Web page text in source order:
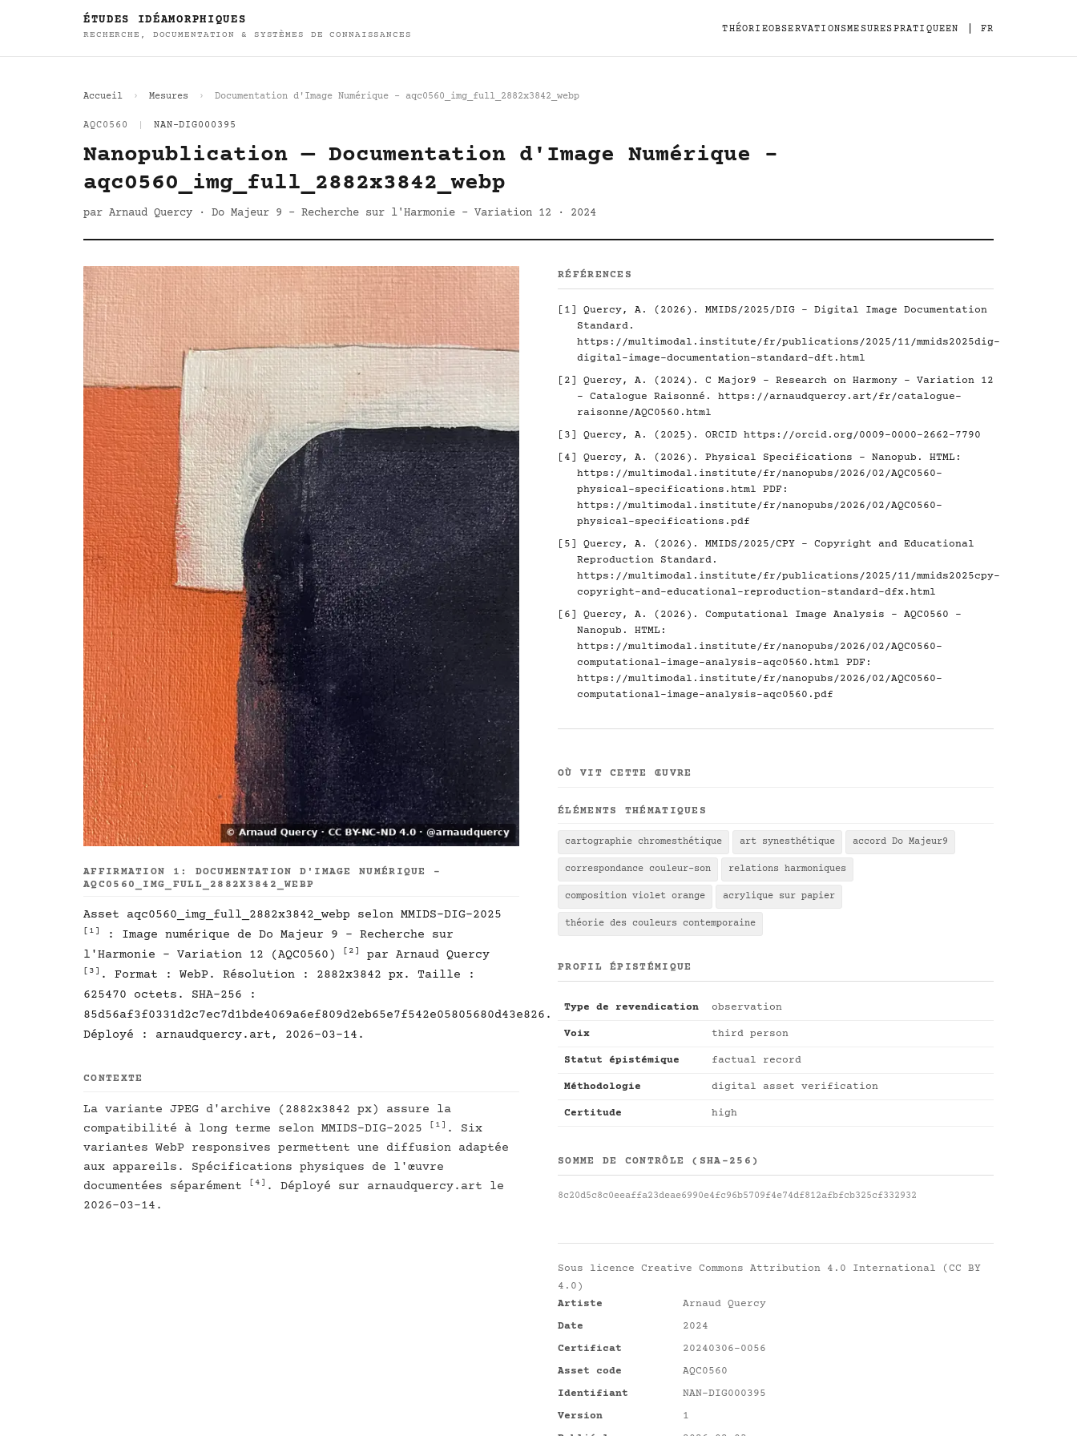
ÉTUDES IDÉAMORPHIQUES
RECHERCHE, DOCUMENTATION & SYSTÈMES DE CONNAISSANCES
THÉORIEOBSERVATIONSMESURESPRATIQUEEN FR
Accueil Mesures Documentation d'Image Numérique - aqc0560_img_full_2882x3842_webp
AQC0560 NAN-DIG000395
Nanopublication — Documentation d'Image Numérique -
aqc0560_img_full_2882x3842_webp
par Arnaud Quercy · Do Majeur 9 - Recherche sur l'Harmonie - Variation 12 · 2024
AFFIRMATION 1: DOCUMENTATION D'IMAGE NUMÉRIQUE -
AQC0560_IMG_FULL_2882X3842_WEBP
Asset aqc0560_img_full_2882x3842_webp selon MMIDS-DIG-2025
[1]
: Image numérique de Do Majeur 9 - Recherche sur
l'Harmonie - Variation 12 (AQC0560)
[2] par Arnaud Quercy
[3] . Format : WebP. Résolution : 2882x3842 px. Taille :
625470 octets. SHA-256 :
85d56af3f0331d2c7ec7d1bde4069a6ef809d2eb65e7f542e05805680d43e826.
Déployé : arnaudquercy.art, 2026-03-14.
CONTEXTE
La variante JPEG d'archive (2882x3842 px) assure la
compatibilité à long terme selon MMIDS-DIG-2025
[1] . Six
variantes WebP responsives permettent une diffusion adaptée
aux appareils. Spécifications physiques de l'œuvre
documentées séparément
[4] . Déployé sur arnaudquercy.art le
2026-03-14.
RÉFÉRENCES
[1]
Quercy, A. (2026). MMIDS/2025/DIG - Digital Image Documentation
Standard.
https://multimodal.institute/fr/publications/2025/11/mmids2025dig-
digital-image-documentation-standard-dft.html
[2]
Quercy, A. (2024). C Major9 - Research on Harmony - Variation 12
- Catalogue Raisonné. https://arnaudquercy.art/fr/catalogue-
raisonne/AQC0560.html
[3]
Quercy, A. (2025). ORCID https://orcid.org/0009-0000-2662-7790
[4]
Quercy, A. (2026). Physical Specifications - Nanopub. HTML:
https://multimodal.institute/fr/nanopubs/2026/02/AQC0560-
physical-specifications.html PDF:
https://multimodal.institute/fr/nanopubs/2026/02/AQC0560-
physical-specifications.pdf
[5]
Quercy, A. (2026). MMIDS/2025/CPY - Copyright and Educational
Reproduction Standard.
https://multimodal.institute/fr/publications/2025/11/mmids2025cpy-
copyright-and-educational-reproduction-standard-dfx.html
[6]
Quercy, A. (2026). Computational Image Analysis - AQC0560 -
Nanopub. HTML:
https://multimodal.institute/fr/nanopubs/2026/02/AQC0560-
computational-image-analysis-aqc0560.html PDF:
https://multimodal.institute/fr/nanopubs/2026/02/AQC0560-
computational-image-analysis-aqc0560.pdf
OÙ VIT CETTE ŒUVRE
ÉLÉMENTS THÉMATIQUES
cartographie chromesthétique art synesthétique accord Do Majeur9
correspondance couleur-son relations harmoniques
composition violet orange acrylique sur papier
théorie des couleurs contemporaine
PROFIL ÉPISTÉMIQUE
Type de revendication observation
Voix third person
Statut épistémique factual record
Méthodologie digital asset verification
Certitude high
SOMME DE CONTRÔLE (SHA-256)
8c20d5c8c0eeaffa23deae6990e4fc96b5709f4e74df812afbfcb325cf332932
Sous licence Creative Commons Attribution 4.0 International (CC BY
4.0)
Artiste
Arnaud Quercy
Date
2024
Certificat
20240306-0056
Asset code
AQC0560
Identifiant
NAN-DIG000395
Version
1